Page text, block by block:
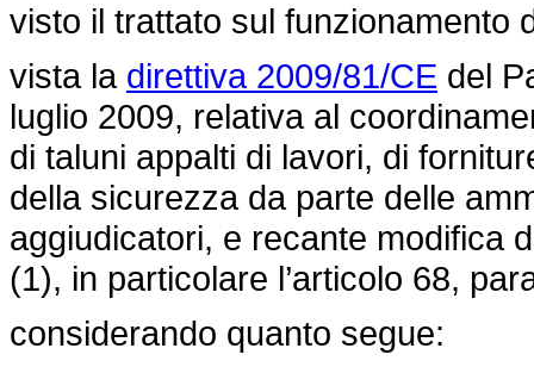
visto il trattato sul funzionamento
vista la direttiva 2009/81/CE del
luglio 2009, relativa al
di taluni appalti di lavori, di
della sicurezza da parte delle
aggiudicatori, e recante modifica
(1), in particolare l’articolo 68,
considerando quanto segue: